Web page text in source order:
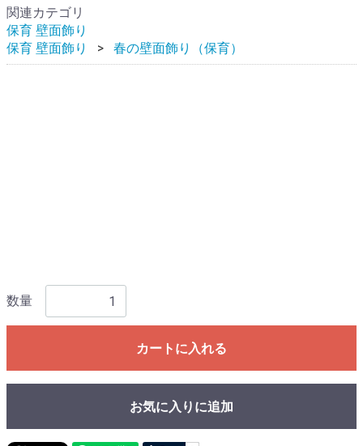
関連カテゴリ
保育 壁面飾り
保育 壁面飾り
春の壁面飾り（保育）
数量
カートに入れる
お気に入りに追加